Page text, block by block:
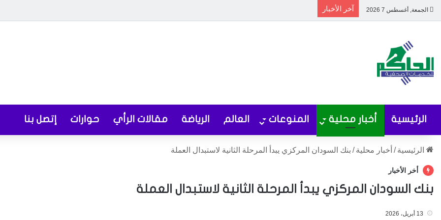
الجمعة, أغسطس 7 2026 آخر الأخبار
الرئيسية أخبار محلية المنوعات العالم الرياضة مقالات الرأي حوارات إتصل بنا
الرئيسية / أخبار محلية / بنك السودان المركزي يبدأ المرحلة الثانية لاستبدال العملة
أخر الأخبار
بنك السودان المركزي يبدأ المرحلة الثانية لاستبدال العملة
13 أبريل، 2026